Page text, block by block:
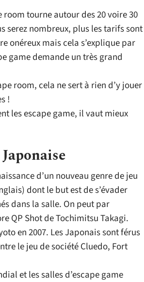
room tourne autour des 20 voire 30
serez nombreux, plus les tarifs sont
onéreux mais cela s’explique par
game demande un très grand
room, cela ne sert à rien d’y jouer
!
les escape game, il vaut mieux
d’un nouveau genre de jeu
dont le but est de s’évader
dans la salle. On peut par
QP Shot de Tochimitsu Takagi.
en 2007. Les Japonais sont férus
le jeu de société Cluedo, Fort
et les salles d’escape game